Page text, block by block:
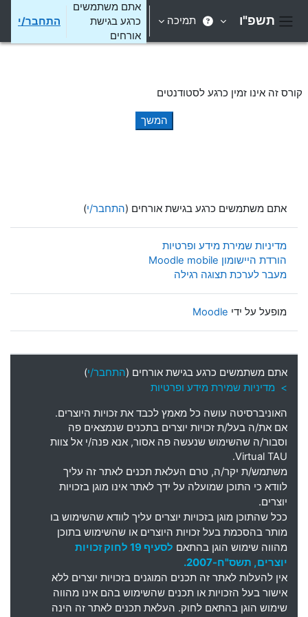
תשפ"ו תמיכה
אתם משתמשים
כרגע בגישת
אורחים
התחבר/י
קורס זה אינו זמין כרגע לסטודנטים
המשך
אתם משתמשים כרגע בגישת אורחים (התחבר/י)
מדיניות שמירת מידע ופרטיות
הורדת היישומון Moodle mobile
מעבר לערכת תצוגה רגילה
מופעל על ידי Moodle
אתם משתמשים כרגע בגישת אורחים (התחבר/י)
> מדיניות שמירת מידע ופרטיות
האוניברסיטה עושה כל מאמץ לכבד את זכויות היוצרים.
אם את/ה בעל/ת זכויות יוצרים בתכנים שנמצאים פה
וסבור/ה שהשימוש שנעשה פה אסור, אנא פנה/י אל צוות
Virtual TAU.
משתמש/ת יקר/ה, טרם העלאת תכנים לאתר זה עליך
לוודא כי התוכן שמועלה על ידך לאתר אינו מוגן בזכויות
יוצרים.
ככל שהתוכן מוגן בזכויות יוצרים עליך לוודא שהשימוש בו
מותר בהסכמת בעל זכויות היוצרים או שהשימוש בתוכן
מהווה שימוש הוגן בהתאם
לסעיף 19 לחוק זכויות
יוצרים, תשס"ח-2007.
אין להעלות לאתר זה תכנים המוגנים בזכויות יוצרים ללא
אישור בעל הזכויות או תכנים שהשימוש בהם אינו מהווה
שימוש הוגן בהתאם לחוק. העלאת תכנים לאתר זה הינה